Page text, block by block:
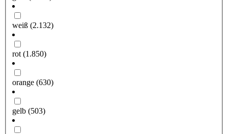
weiß (2.132)
rot (1.850)
orange (630)
gelb (503)